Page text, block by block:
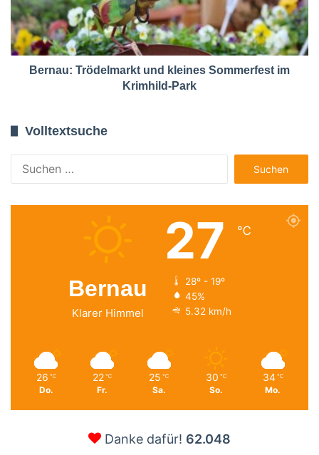
Bernau: Trödelmarkt und kleines Sommerfest im
Krimhild-Park
Volltextsuche
nach:
Bernau
Klarer Himmel
27 ℃
28º - 19º
45%
5.32 km/h
26 ℃
Do.
22 ℃
Fr.
25 ℃
Sa.
30 ℃
So.
34 ℃
Mo.
Danke dafür! 62.048